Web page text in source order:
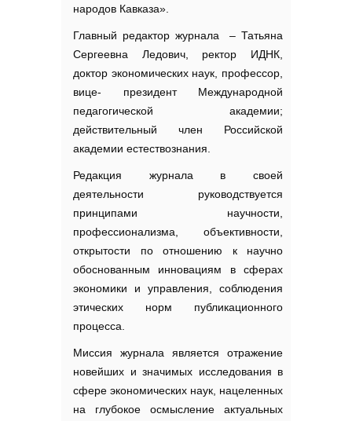
народов Кавказа».
Главный редактор журнала – Татьяна
Сергеевна Ледович, ректор ИДНК,
доктор экономических наук, профессор,
вице- президент Международной
педагогической академии;
действительный член Российской
академии естествознания.
Редакция журнала в своей
деятельности руководствуется
принципами научности,
профессионализма, объективности,
открытости по отношению к научно
обоснованным инновациям в сферах
экономики и управления, соблюдения
этических норм публикационного
процесса.
Миссия журнала является отражение
новейших и значимых исследования в
сфере экономических наук, нацеленных
на глубокое осмысление актуальных